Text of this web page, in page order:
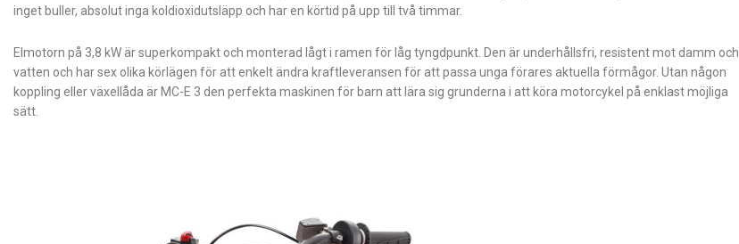
inget buller, absolut inga koldioxidutsläpp och har en körtid på upp till två timmar.
Elmotorn på 3,8 kW är superkompakt och monterad lågt i ramen för låg tyngdpunkt. Den är underhållsfri, resistent mot damm och
vatten och har sex olika körlägen för att enkelt ändra kraftleveransen för att passa unga förares aktuella förmågor. Utan någon
koppling eller växellåda är MC-E 3 den perfekta maskinen för barn att lära sig grunderna i att köra motorcykel på enklast möjliga
sätt.